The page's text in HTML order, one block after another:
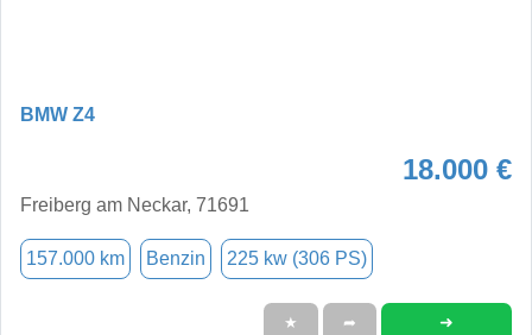
BMW Z4
18.000 €
Freiberg am Neckar, 71691
157.000 km Benzin 225 kw (306 PS)
★ ➦ ➜